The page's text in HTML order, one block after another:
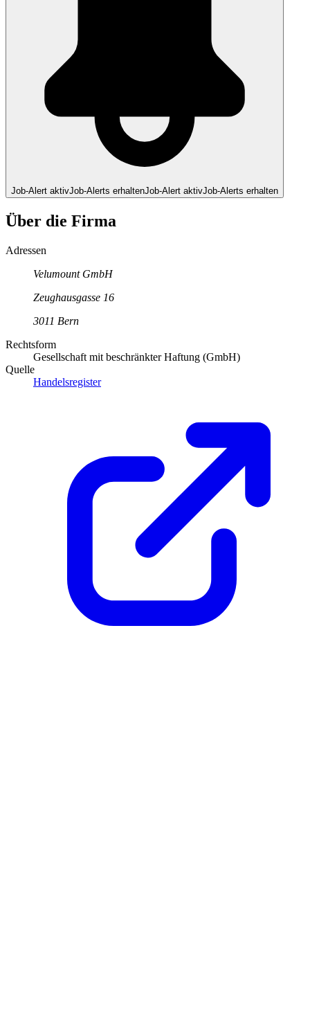
Job-Alert aktivJob-Alerts erhaltenJob-Alert aktivJob-Alerts erhalten
Über die Firma
Adressen
Velumount GmbH
Zeughausgasse 16
3011 Bern
Rechtsform
Gesellschaft mit beschränkter Haftung (GmbH)
Quelle
Handelsregister